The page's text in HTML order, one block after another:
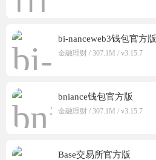
bi-nanceweb3钱包官方版
金融理财 / 307.1M / v3.15.7
bniance钱包官方版
金融理财 / 307.1M / v3.15.7
Base交易所官方版